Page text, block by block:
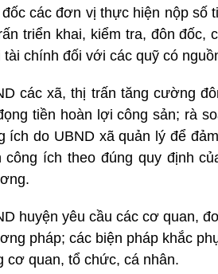
các đơn vị thực hiện nộp số
triển khai, kiểm tra, đôn đốc,
tài chính đối với các quỹ có
các xã, thị trấn tăng cường
tiền hoàn lợi công sản; rà
ích do UBND xã quản lý để
công ích theo đúng quy định
huyện yêu cầu các cơ quan,
pháp; các biện pháp khắc
cơ quan, tổ chức, cá nhân.